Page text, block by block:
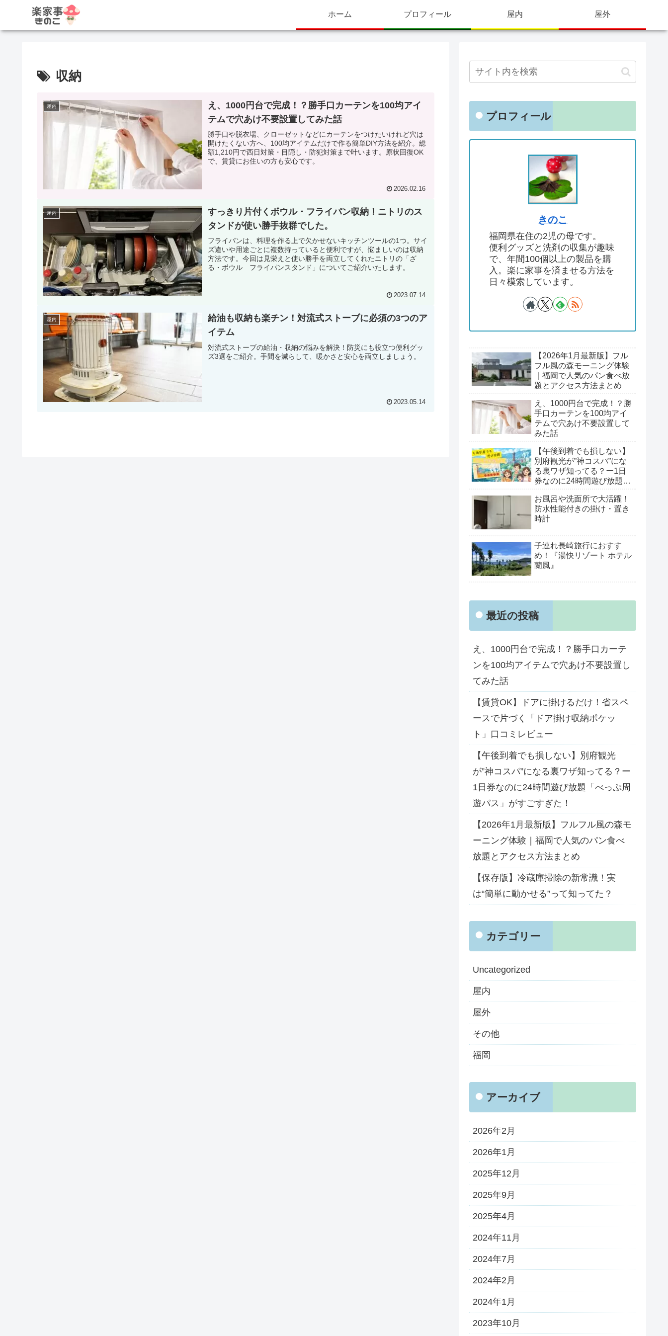
ホーム プロフィール 屋内 屋外
収納
屋内
え、1000円台で完成！？勝手口カーテンを100均アイ
テムで穴あけ不要設置してみた話
勝手口や脱衣場、クローゼットなどにカーテンをつけたいけれど穴は
開けたくない方へ、100均アイテムだけで作る簡単DIY方法を紹介。総
額1,210円で西日対策・目隠し・防犯対策まで叶います。原状回復OK
で、賃貸にお住いの方も安心です。
2026.02.16
屋内
すっきり片付くボウル・フライパン収納！ニトリのス
タンドが使い勝手抜群でした。
フライパンは、料理を作る上で欠かせないキッチンツールの1つ。サイ
ズ違いや用途ごとに複数持っていると便利ですが、悩ましいのは収納
方法です。今回は見栄えと使い勝手を両立してくれたニトリの「ざ
る・ボウル フライパンスタンド」についてご紹介いたします。
2023.07.14
屋内
給油も収納も楽チン！対流式ストーブに必須の3つのア
イテム
対流式ストーブの給油・収納の悩みを解決！防災にも役立つ便利グッ
ズ3選をご紹介。手間を減らして、暖かさと安心を両立しましょう。
2023.05.14
プロフィール
きのこ
福岡県在住の2児の母です。
便利グッズと洗剤の収集が趣味
で、年間100個以上の製品を購
入。楽に家事を済ませる方法を
日々模索しています。
【2026年1月最新版】フル
フル風の森モーニング体験
｜福岡で人気のパン食べ放
題とアクセス方法まとめ
え、1000円台で完成！？勝
手口カーテンを100均アイ
テムで穴あけ不要設置して
みた話
【午後到着でも損しない】
別府観光が”神コスパ”にな
る裏ワザ知ってる？ー1日
券なのに24時間遊び放題
すぎた！
お風呂や洗面所で大活躍！
防水性能付きの掛け・置き
時計
子連れ長崎旅行におすす
め！『湯快リゾート ホテル
蘭風』
最近の投稿
え、1000円台で完成！？勝手口カーテ
ンを100均アイテムで穴あけ不要設置し
てみた話
【賃貸OK】ドアに掛けるだけ！省スペ
ースで片づく「ドア掛け収納ポケッ
ト」口コミレビュー
【午後到着でも損しない】別府観光
が”神コスパ”になる裏ワザ知ってる？ー
1日券なのに24時間遊び放題「べっぷ周
遊パス」がすごすぎた！
【2026年1月最新版】フルフル風の森モ
ーニング体験｜福岡で人気のパン食べ
放題とアクセス方法まとめ
【保存版】冷蔵庫掃除の新常識！実
は“簡単に動かせる”って知ってた？
カテゴリー
Uncategorized
屋内
屋外
その他
福岡
アーカイブ
2026年2月
2026年1月
2025年12月
2025年9月
2025年4月
2024年11月
2024年7月
2024年2月
2024年1月
2023年10月